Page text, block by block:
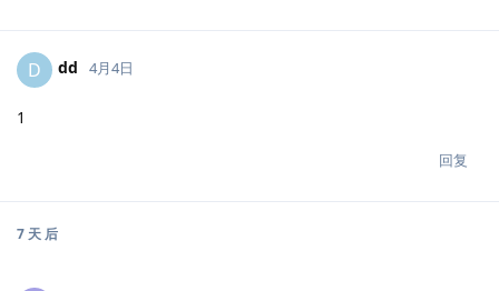
D dd 4月4日
1
回复
7 天 后